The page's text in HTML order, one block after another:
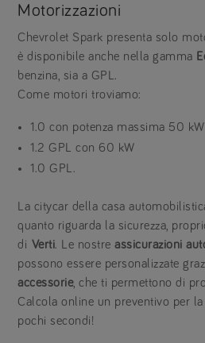
Motorizzazioni
Chevrolet Spark presenta solo
è disponibile anche nella gamma
benzina, sia a GPL.
Come motori troviamo:
1.0 con potenza massima 50 kW
1.2 GPL con 60 kW
1.0 GPL.
La citycar della casa
quanto riguarda la sicurezza,
di Verti. Le nostreassicurazioni
possono essere personalizzate
accessorie, che ti permettono di
Calcola online un preventivo per la
pochi secondi!